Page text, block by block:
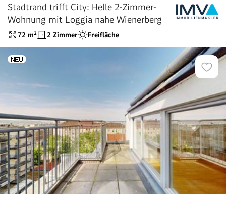
Stadtrand trifft City: Helle 2-Zimmer-
Wohnung mit Loggia nahe Wienerberg
72 m² 2 Zimmer Freifläche